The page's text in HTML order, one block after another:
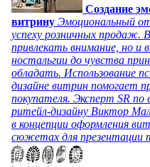
Создание
витрину Эмоциональный
успеху розничных продаж.
привлекать внимание, но
ностальгии до чувства
обладать. Использование
дизайне витрин помогает
покупателя. Эксперт SR по
ритейл-дизайну Виктор
в концепции оформления
сюжетах для презентации